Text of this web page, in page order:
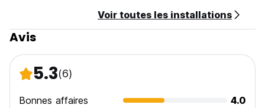
Voir toutes les installations
Avis
5.3(6)
Bonnes affaires
4.0